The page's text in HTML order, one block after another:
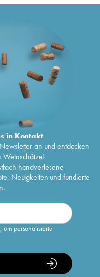
in Kontakt
an und entdecken
Weinschätze!
handverlesene
Neuigkeiten und fundierte
um personalisierte